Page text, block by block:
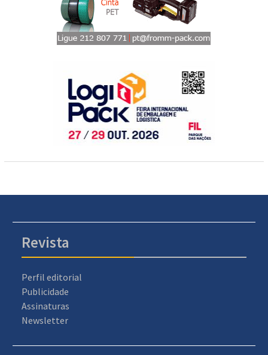
Revista
Perfil editorial
Publicidade
Assinaturas
Newsletter